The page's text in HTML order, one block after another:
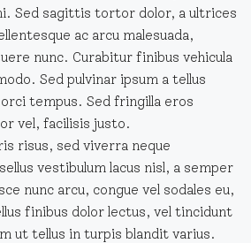
Sed sagittis tortor dolor, a ultrices
ac arcu malesuada,
nunc. Curabitur finibus vehicula
Sed pulvinar ipsum a tellus
tempus. Sed fringilla eros
vel, facilisis justo.
risus, sed viverra neque
vestibulum lacus nisl, a semper
nunc arcu, congue vel sodales eu,
finibus dolor lectus, vel tincidunt
ut tellus in turpis blandit varius.